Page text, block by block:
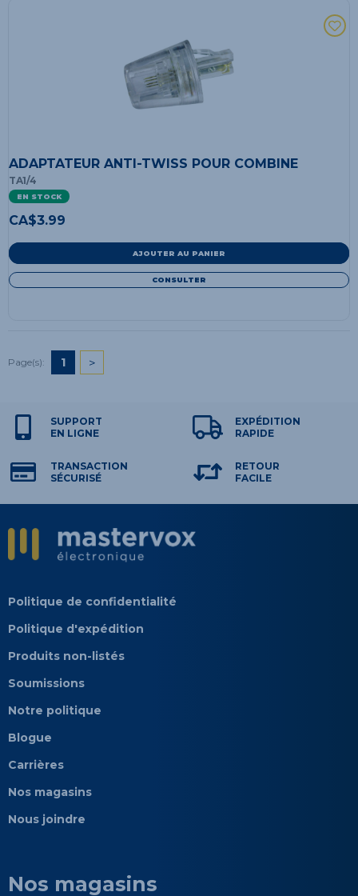
ADAPTATEUR ANTI-TWISS POUR COMBINE
TA1/4
EN STOCK
CA$3.99
AJOUTER AU PANIER
CONSULTER
Page(s): 1 >
SUPPORT
EN LIGNE
EXPÉDITION
RAPIDE
TRANSACTION
SÉCURISÉ
RETOUR
FACILE
Politique de confidentialité
Politique d'expédition
Produits non-listés
Soumissions
Notre politique
Blogue
Carrières
Nos magasins
Nous joindre
Nos magasins